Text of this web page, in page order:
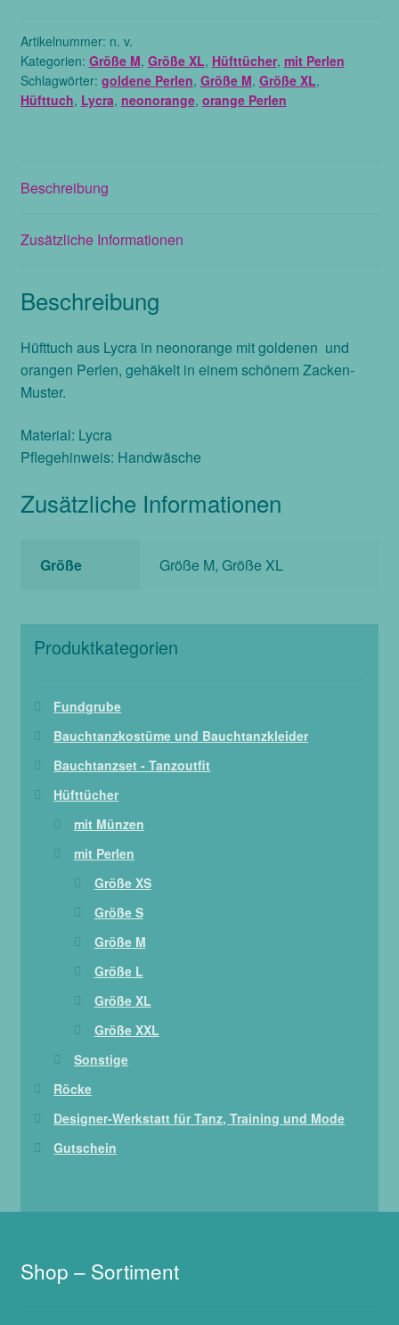
neonorange
mit
orangen
und
Größen
Artikelnummer: n. v.
Kategorien: Größe M, Größe XL, Hüfttücher, mit Perlen
Schlagwörter: goldene Perlen, Größe M, Größe XL,
Hüfttuch, Lycra, neonorange, orange Perlen
Beschreibung
Zusätzliche Informationen
Beschreibung
Hüfttuch aus Lycra in neonorange mit goldenen und
orangen Perlen, gehäkelt in einem schönem Zacken-
Muster.
Material: Lycra
Pflegehinweis: Handwäsche
Zusätzliche Informationen
Größe Größe M, Größe XL
Produktkategorien
Fundgrube
Bauchtanzkostüme und Bauchtanzkleider
Bauchtanzset - Tanzoutfit
Hüfttücher
mit Münzen
mit Perlen
Größe XS
Größe S
Größe M
Größe L
Größe XL
Größe XXL
Sonstige
Röcke
Designer-Werkstatt für Tanz, Training und Mode
Gutschein
Shop – Sortiment